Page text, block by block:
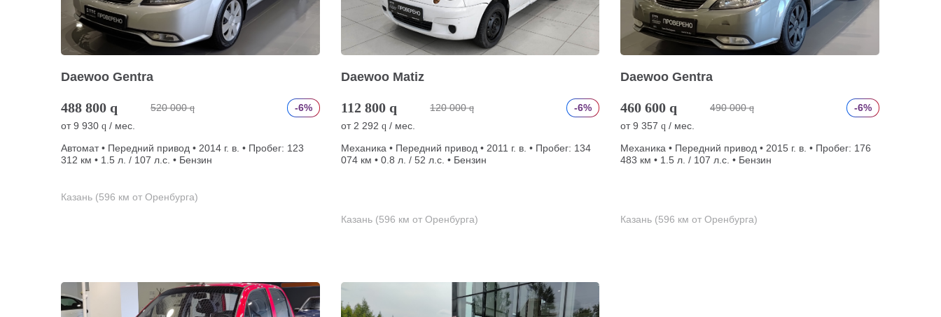
Daewoo Gentra
488 800 q 520 000 q
-6%
от9 930 q / мес.
Автомат • Передний привод • 2014 г. в. • Пробег: 123
312 км • 1.5 л. / 107 л.с. • Бензин
Казань (596 км от Оренбурга)
Daewoo Matiz
112 800 q 120 000 q
-6%
от 2 292 q / мес.
Механика • Передний привод • 2011 г. в. • Пробег: 134
074 км • 0.8 л. / 52 л.с. • Бензин
Казань (596 км от Оренбурга)
Daewoo Gentra
460 600 q 490 000 q
-6%
от9 357 q / мес.
Механика • Передний привод • 2015 г. в. • Пробег: 176
483 км • 1.5 л. / 107 л.с. • Бензин
Казань (596 км от Оренбурга)